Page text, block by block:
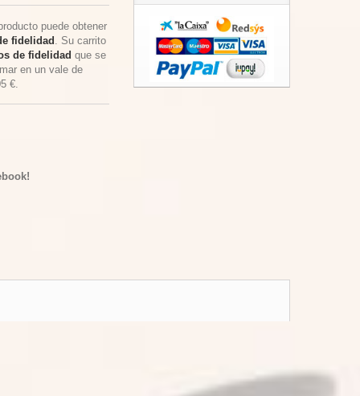
puede obtener
fidelidad . Su carrito
de fidelidad que se
en un vale de
€.